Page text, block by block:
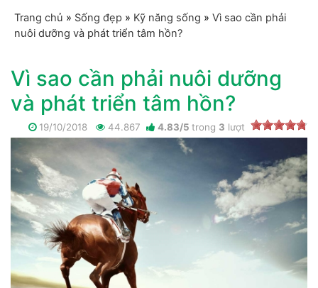
Trang chủ » Sống đẹp » Kỹ năng sống » Vì sao cần phải
nuôi dưỡng và phát triển tâm hồn?
Vì sao cần phải nuôi dưỡng
và phát triển tâm hồn?
19/10/2018 44.867 4.83/5 trong 3 lượt